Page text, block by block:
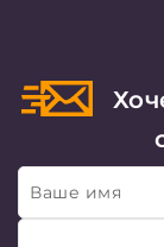
Ваше имя